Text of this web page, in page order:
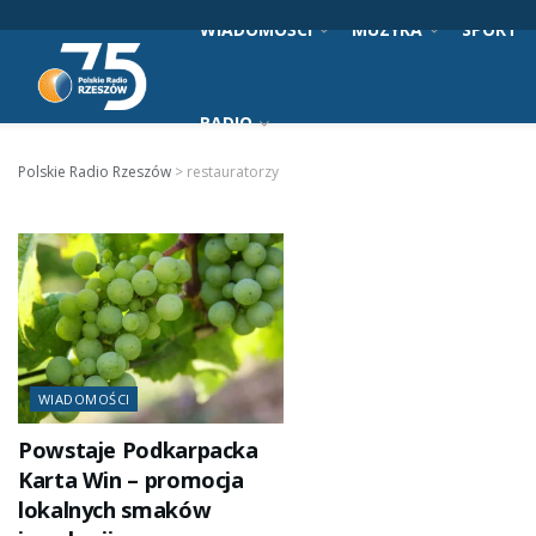
WIADOMOŚCI MUZYKA SPORT
RADIO
Polskie Radio Rzeszów > restauratorzy
WIADOMOŚCI
Powstaje Podkarpacka
Karta Win – promocja
lokalnych smaków